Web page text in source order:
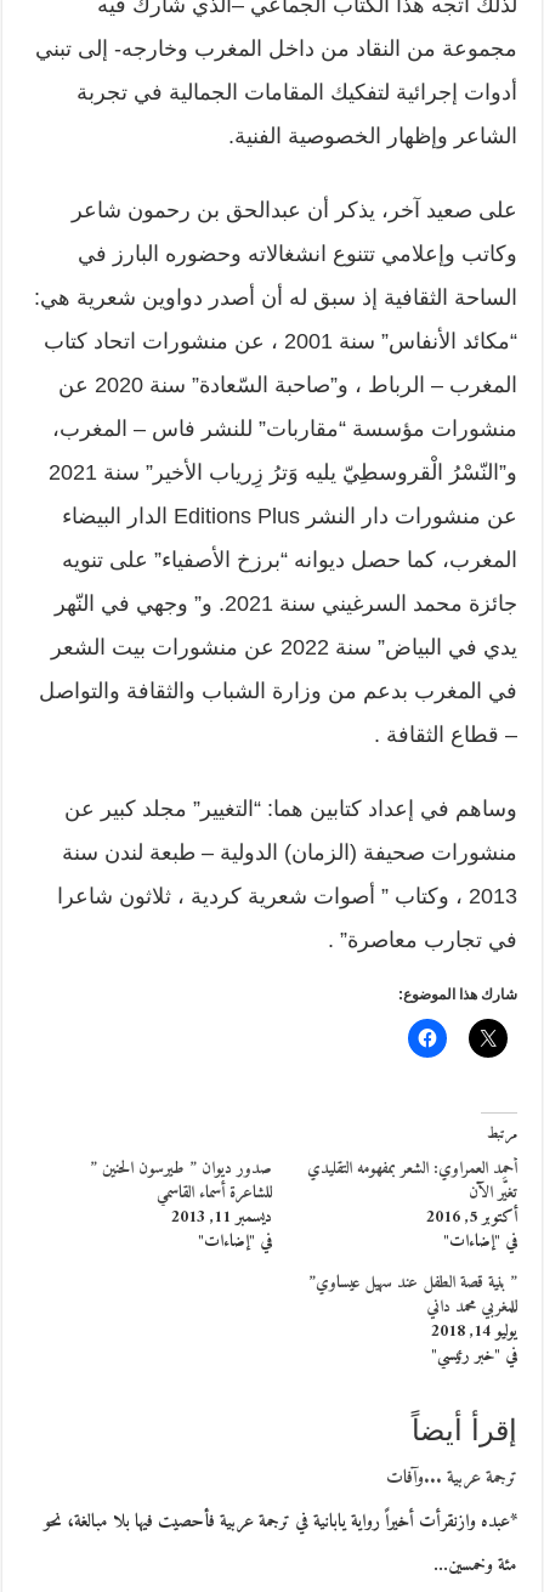
لذلك اتجه هذا الكتاب الجماعي –الذي شارك فيه
مجموعة من النقاد من داخل المغرب وخارجه- إلى تبني
أدوات إجرائية لتفكيك المقامات الجمالية في تجربة
الشاعر وإظهار الخصوصية الفنية.
على صعيد آخر، يذكر أن عبدالحق بن رحمون شاعر
وكاتب وإعلامي تتنوع انشغالاته وحضوره البارز في
الساحة الثقافية إذ سبق له أن أصدر دواوين شعرية هي:
“مكائد الأنفاس” سنة 2001 ، عن منشورات اتحاد كتاب
المغرب – الرباط ، و”صاحبة السّعادة” سنة 2020 عن
منشورات مؤسسة “مقاربات” للنشر فاس – المغرب،
و”النّسْرُ الْقروسطِيّ يليه وَترُ زِرياب الأخير” سنة 2021
عن منشورات دار النشر Editions Plus الدار البيضاء
المغرب، كما حصل ديوانه “برزخ الأصفياء” على تنويه
جائزة محمد السرغيني سنة 2021. و” وجهي في النّهر
يدي في البياض” سنة 2022 عن منشورات بيت الشعر
في المغرب بدعم من وزارة الشباب والثقافة والتواصل
– قطاع الثقافة .
وساهم في إعداد كتابين هما: “التغيير” مجلد كبير عن
منشورات صحيفة (الزمان) الدولية – طبعة لندن سنة
2013 ، وكتاب ” أصوات شعرية كردية ، ثلاثون شاعرا
في تجارب معاصرة” .
شارك هذا الموضوع:
مرتبط
أحمد العمراوي: الشعر بمفهومه التقليدي
تغيَّر الآن
أكتوبر 5, 2016
في "إضاءات"
صدور ديوان ” طيرسون الحنين ”
للشاعرة أسماء القاسمي
ديسمبر 11, 2013
في "إضاءات"
” بنية قصة الطفل عند سهيل عيساوي”
للمغربي محمد داني
يوليو 14, 2018
في "خبر رئيسي"
إقرأ أيضاً
ترجمة عربية ...وآفات
*عبده وازنقرأت أخيراً رواية يابانية في ترجمة عربية فأحصيت فيها بلا مبالغة، نحو
مئة وخمسين…